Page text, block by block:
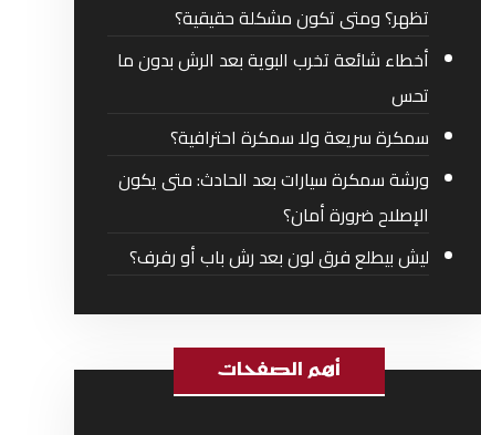
تظهر؟ ومتى تكون مشكلة حقيقية؟
أخطاء شائعة تخرب البوية بعد الرش بدون ما
تحس
سمكرة سريعة ولا سمكرة احترافية؟
ورشة سمكرة سيارات بعد الحادث: متى يكون
الإصلاح ضرورة أمان؟
ليش بيطلع فرق لون بعد رش باب أو رفرف؟
أهم الصفحات